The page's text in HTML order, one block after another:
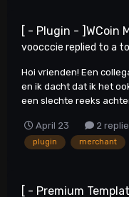
[ - Plugin - ]WCoin
voocccie replied to a
Hoi vrienden! Een
en ik dacht dat ik het
een slechte reeks
April 23 2
plugin merchant
[ - Premium